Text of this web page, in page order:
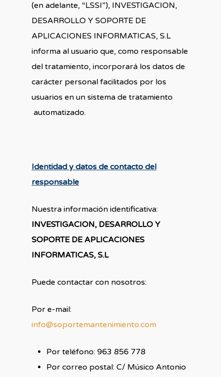
(en adelante, “LSSI”), INVESTIGACION,
DESARROLLO Y SOPORTE DE
APLICACIONES INFORMATICAS, S.L
informa al usuario que, como responsable
del tratamiento, incorporará los datos de
carácter personal facilitados por los
usuarios en un sistema de tratamiento
automatizado.
Identidad y datos de contacto del
responsable
Nuestra información identificativa:
INVESTIGACION, DESARROLLO Y
SOPORTE DE APLICACIONES
INFORMATICAS, S.L
Puede contactar con nosotros:
Por e-mail:
info@soportemantenimiento.com
Por teléfono: 963 856 778
Por correo postal: C/ Músico Antonio